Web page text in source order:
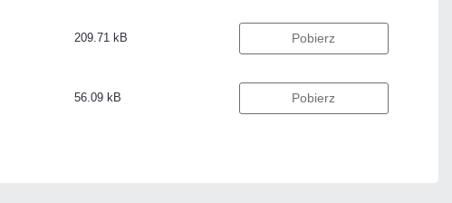
209.71 kB Pobierz
56.09 kB Pobierz